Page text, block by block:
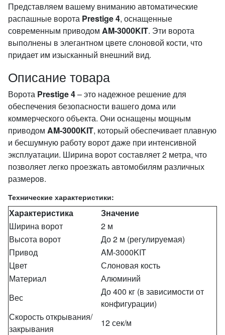
Представляем вашему вниманию автоматические
распашные ворота Prestige 4, оснащенные
современным приводом AM-3000KIT. Эти ворота
выполнены в элегантном цвете слоновой кости, что
придает им изысканный внешний вид.
Описание товара
Ворота Prestige 4– это надежное решение для
обеспечения безопасности вашего дома или
коммерческого объекта. Они оснащены мощным
приводом AM-3000KIT, который обеспечивает плавную
и бесшумную работу ворот даже при интенсивной
эксплуатации. Ширина ворот составляет 2 метра, что
позволяет легко проезжать автомобилям различных
размеров.
Технические характеристики:
Характеристика
Значение
Ширина ворот
2 м
Высота ворот
До 2 м (регулируемая)
Привод
AM-3000KIT
Цвет
Слоновая кость
Материал
Алюминий
Вес
До 400 кг (в зависимости от
конфигурации)
Скорость открывания/
закрывания
12 сек/м